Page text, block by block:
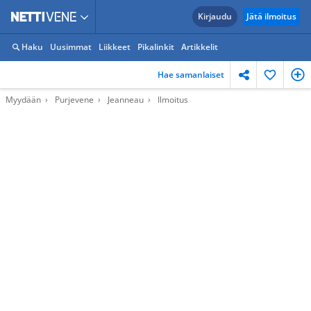
Kirjaudu Jätä ilmoitus
Haku Uusimmat Liikkeet Pikalinkit Artikkelit
Hae samanlaiset
Myydään Purjevene Jeanneau Ilmoitus